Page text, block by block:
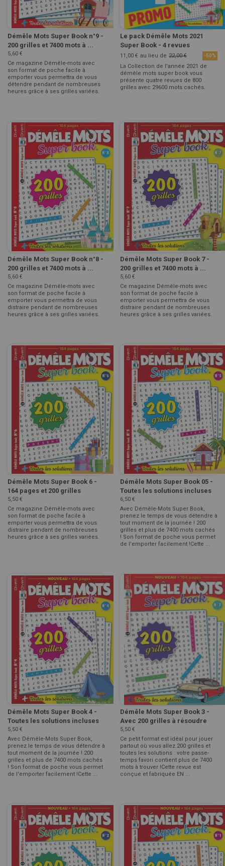
Démêle Mots Super Book n°9 -
200 grilles et 7400 mots à ...
5,60 €
Ce magazine Démêle-mots avec
son format de poche facile à
emporter vous permettra de vous
détendre pendant de nombreuses
heures grâce à ses grilles variées.
Le pack Démêle Mots 2021
Super Book - 4 revues
11,00 € au lieu de 22,00 € -50%
La Collection de l'année 2021 de
démêle mots super book vous
présente quatre revues de 800
grilles avec 29600 mots cachés.
Démêle Mots Super Book n°8 -
200 grilles et 7400 mots à ...
5,60 €
Ce magazine Démêle-mots avec
son format de poche facile à
emporter vous permettra de vous
distraire pendant de nombreuses
heures grâce à ses grilles variées.
Démêle Mots Super Book 7 -
200 grilles et 7400 mots à ...
5,60 €
Ce magazine Démêle-mots avec
son format de poche facile à
emporter vous permettra de vous
distraire pendant de nombreuses
heures grâce à ses grilles variées.
Démêle Mots Super Book 6 -
164 pages et 200 grilles
5,50 €
Ce magazine Démêle-mots avec
son format de poche facile à
emporter vous permettra de vous
distraire pendant de nombreuses
heures grâce à ses grilles variées.
Démêle Mots Super Book 05 -
Toutes les solutions incluses
6,50 €
Avec Démêle-Mots Super Book,
prenez le temps de vous détendre à
tout moment de la journée ! 200
grilles et plus de 7400 mots cachés
! Son format de poche vous permet
de l'emporter facilement !Cette ...
Démêle Mots Super Book 4 -
Toutes les solutions incluses
5,50 €
Avec Démêle-Mots Super Book,
prenez le temps de vous détendre à
tout moment de la journée ! 200
grilles et plus de 7400 mots cachés
! Son format de poche vous permet
de l'emporter facilement !Cette ...
Démêle Mots Super Book 3 -
Avec 200 grilles à résoudre
5,50 €
Ce petit format est idéal pour jouer
partout où vous allez.200 grilles et
toutes les solutions : votre passe-
temps favori contient plus de 7400
mots à trouver !Cette revue est
conçue et fabriquée EN ...